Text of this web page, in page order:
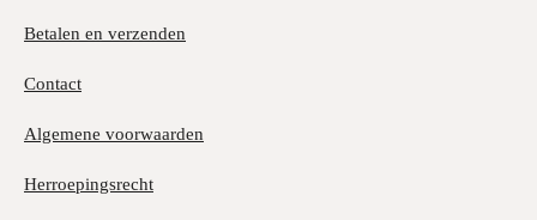
Betalen en verzenden
Contact
Algemene voorwaarden
Herroepingsrecht